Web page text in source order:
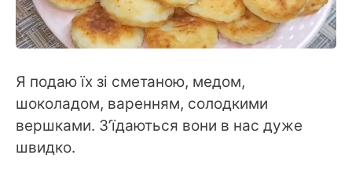
Я подаю їх зі сметаною, медом,
шоколадом, варенням, солодкими
вершками. З’їдаються вони в нас дуже
швидко.